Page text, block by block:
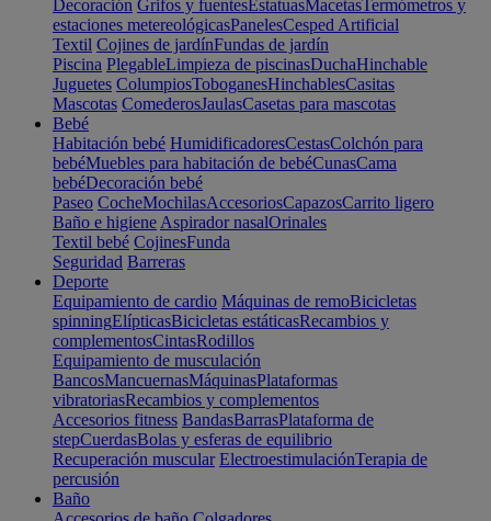
Decoración Grifos y fuentesEstatuasMacetasTermómetros y
estaciones metereológicasPanelesCesped Artificial
Textil Cojines de jardínFundas de jardín
Piscina PlegableLimpieza de piscinasDuchaHinchable
Juguetes ColumpiosToboganesHinchablesCasitas
Mascotas ComederosJaulasCasetas para mascotas
Bebé
Habitación bebé HumidificadoresCestasColchón para
bebéMuebles para habitación de bebéCunasCama
bebéDecoración bebé
Paseo CocheMochilasAccesoriosCapazosCarrito ligero
Baño e higiene Aspirador nasalOrinales
Textil bebé CojinesFunda
Seguridad Barreras
Deporte
Equipamiento de cardio Máquinas de remoBicicletas
spinningElípticasBicicletas estáticasRecambios y
complementosCintasRodillos
Equipamiento de musculación
BancosMancuernasMáquinasPlataformas
vibratoriasRecambios y complementos
Accesorios fitness BandasBarrasPlataforma de
stepCuerdasBolas y esferas de equilibrio
Recuperación muscular ElectroestimulaciónTerapia de
percusión
Baño